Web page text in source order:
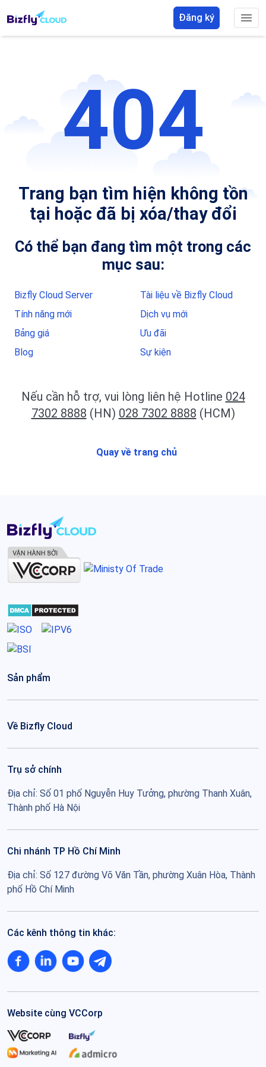
Đăng ký
404
Trang bạn tìm hiện không tồn
tại hoặc đã bị xóa/thay đổi
Có thể bạn đang tìm một trong các
mục sau:
Bizfly Cloud Server
Tài liệu về Bizfly Cloud
Tính năng mới
Dịch vụ mới
Bảng giá
Ưu đãi
Blog
Sự kiện
Nếu cần hỗ trợ, vui lòng liên hệ Hotline 024
7302 8888 (HN) 028 7302 8888 (HCM)
Quay về trang chủ
Sản phẩm
Về Bizfly Cloud
Trụ sở chính
Địa chỉ: Số 01 phố Nguyễn Huy Tưởng, phường Thanh Xuân,
Thành phố Hà Nội
Chi nhánh TP Hồ Chí Minh
Địa chỉ: Số 127 đường Võ Văn Tần, phường Xuân Hòa, Thành
phố Hồ Chí Minh
Các kênh thông tin khác:
Website cùng VCCorp